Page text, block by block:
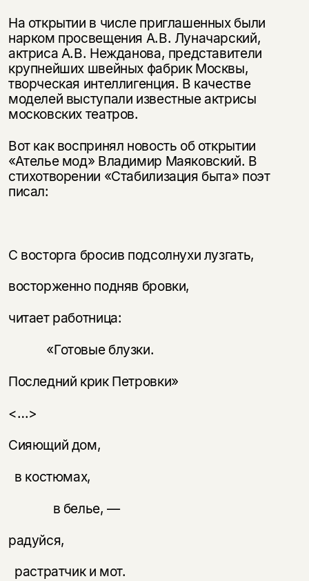
На открытии в числе приглашенных были
нарком просвещения А.В. Луначарский,
актриса А.В. Нежданова, представители
крупнейших швейных фабрик Москвы,
творческая интеллигенция. В качестве
моделей выступали известные актрисы
московских театров.
Вот как воспринял новость об открытии
«Ателье мод» Владимир Маяковский. В
стихотворении «Стабилизация быта» поэт
писал:
С восторга бросив подсолнухи лузгать,
восторженно подняв бровки,
читает работница:
«Готовые блузки.
Последний крик Петровки»
<…>
Сияющий дом,
в костюмах,
в белье, —
радуйся,
растратчик и мот.